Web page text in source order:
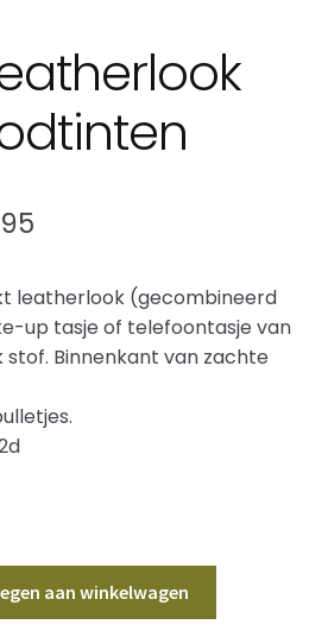
Huidige
is:
€ 29,95.
leatherlook (gecombineerd
up tasje of telefoontasje van
Binnenkant van zachte
aan winkelwagen